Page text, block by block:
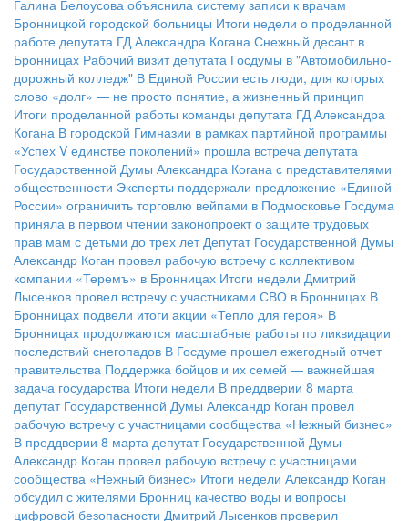
Галина Белоусова объяснила систему записи к врачам
Бронницкой городской больницы Итоги недели о проделанной
работе депутата ГД Александра Когана Снежный десант в
Бронницах Рабочий визит депутата Госдумы в "Автомобильно-
дорожный колледж" В Единой России есть люди, для которых
слово «долг» — не просто понятие, а жизненный принцип
Итоги проделанной работы команды депутата ГД Александра
Когана В городской Гимназии в рамках партийной программы
«Успех V единстве поколений» прошла встреча депутата
Государственной Думы Александра Когана с представителями
общественности Эксперты поддержали предложение «Единой
России» ограничить торговлю вейпами в Подмосковье Госдума
приняла в первом чтении законопроект о защите трудовых
прав мам с детьми до трех лет Депутат Государственной Думы
Александр Коган провел рабочую встречу с коллективом
компании «Теремъ» в Бронницах Итоги недели Дмитрий
Лысенков провел встречу с участниками СВО в Бронницах В
Бронницах подвели итоги акции «Тепло для героя» В
Бронницах продолжаются масштабные работы по ликвидации
последствий снегопадов В Госдуме прошел ежегодный отчет
правительства Поддержка бойцов и их семей — важнейшая
задача государства Итоги недели В преддверии 8 марта
депутат Государственной Думы Александр Коган провел
рабочую встречу с участницами сообщества «Нежный бизнес»
В преддверии 8 марта депутат Государственной Думы
Александр Коган провел рабочую встречу с участницами
сообщества «Нежный бизнес» Итоги недели Александр Коган
обсудил с жителями Бронниц качество воды и вопросы
цифровой безопасности Дмитрий Лысенков проверил